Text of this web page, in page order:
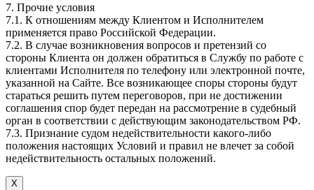
7. Прочие условия
7.1. К отношениям между Клиентом и Исполнителем
применяется право Российской Федерации.
7.2. В случае возникновения вопросов и претензий со
стороны Клиента он должен обратиться в Службу по работе с
клиентами Исполнителя по телефону или электронной почте,
указанной на Сайте. Все возникающее споры стороны будут
стараться решить путем переговоров, при не достижении
соглашения спор будет передан на рассмотрение в судебный
орган в соответствии с действующим законодательством РФ.
7.3. Признание судом недействительности какого-либо
положения настоящих Условий и правил не влечет за собой
недействительность остальных положений.
Х